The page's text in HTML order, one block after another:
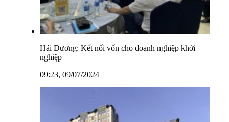
Hải Dương: Kết nối vốn cho doanh nghiệp khởi
nghiệp
09:23, 09/07/2024